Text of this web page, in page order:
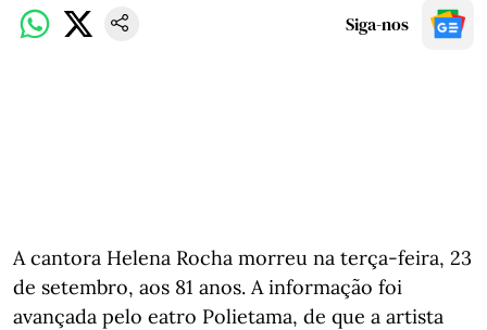
Siga-nos
A cantora Helena Rocha morreu na terça-feira, 23
de setembro, aos 81 anos. A informação foi
avançada pelo eatro Polietama, de que a artista